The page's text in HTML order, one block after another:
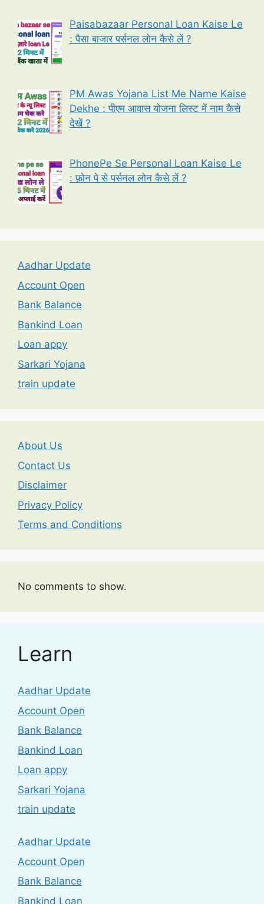
Paisabazaar Personal Loan Kaise Le
: पैसा बाजार पर्सनल लोन कैसे लें ?
PM Awas Yojana List Me Name Kaise
Dekhe : पीएम आवास योजना लिस्ट में नाम कैसे
देखें ?
PhonePe Se Personal Loan Kaise Le
: फ़ोन पे से पर्सनल लोन कैसे लें ?
Aadhar Update
Account Open
Bank Balance
Bankind Loan
Loan appy
Sarkari Yojana
train update
About Us
Contact Us
Disclaimer
Privacy Policy
Terms and Conditions
No comments to show.
Learn
Aadhar Update
Account Open
Bank Balance
Bankind Loan
Loan appy
Sarkari Yojana
train update
Aadhar Update
Account Open
Bank Balance
Bankind Loan